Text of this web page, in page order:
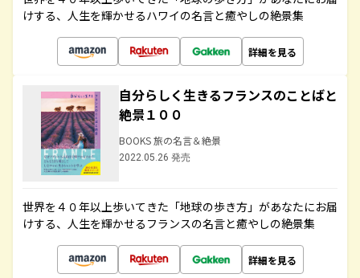
けする、人生を輝かせるハワイの名言と癒やしの絶景集
詳細を見る
自分らしく生きるフランスのことばと
絶景１００
BOOKS 旅の名言＆絶景
2022.05.26 発売
世界を４０年以上歩いてきた「地球の歩き方」があなたにお届
けする、人生を輝かせるフランスの名言と癒やしの絶景集
詳細を見る